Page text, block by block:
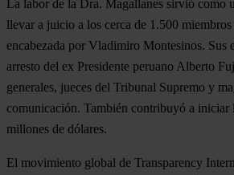
La labor de la Dra. Magallanes sirvió como
llevar a juicio a los cerca de 1.500
encabezada por Vladimiro Montesinos. Sus
arresto del ex Presidente peruano Alberto
generales, jueces del Tribunal Supremo y
comunicación. También contribuyó a iniciar
millones de dólares.
El movimiento global de Transparency